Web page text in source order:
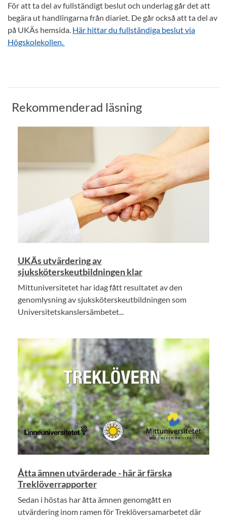
För att ta del av fullständigt beslut och underlag går det att
begära ut handlingarna från diariet. De går också att ta del av
på UKÄs hemsida. Här hittar du fullständiga beslut via
Högskolekollen.
Rekommenderad läsning
UKÄs utvärdering av
sjuksköterskeutbildningen klar
Mittuniversitetet har idag fått resultatet av den
genomlysning av sjuksköterskeutbildningen som
Universitetskanslersämbetet...
Åtta ämnen utvärderade - här är färska
Treklöverrapporter
Sedan i höstas har åtta ämnen genomgått en
utvärdering inom ramen för Treklöversamarbetet där